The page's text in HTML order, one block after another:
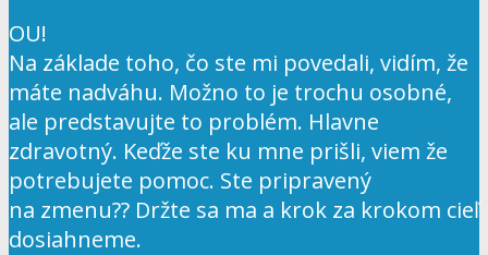
OU!
Na základe toho, čo ste mi povedali, vidím, že
máte nadváhu. Možno to je trochu osobné,
ale predstavujte to problém. Hlavne
zdravotný. Keďže ste ku mne prišli, viem že
potrebujete pomoc. Ste pripravený
na zmenu?? Držte sa ma a krok za krokom cieľ
dosiahneme.